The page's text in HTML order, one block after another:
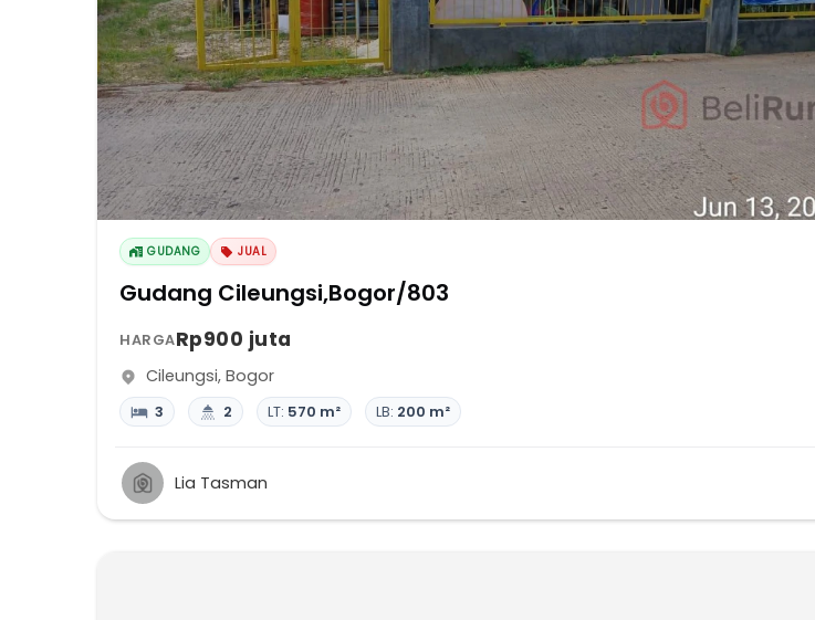
GUDANG JUAL
Gudang Cileungsi,Bogor/803
HARGARp900 juta
Cileungsi, Bogor
3 2 LT: 570 m² LB: 200 m²
Lia Tasman